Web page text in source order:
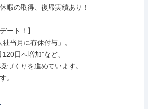
暇の取得、復帰実績あり！
ート！】
当月に有休付与」。
日へ増加”など、
づくりを進めています。
。